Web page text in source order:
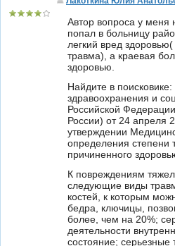
Автор вопроса у меня
попал в больницу
легкий вред
травма), а краевая
здоровью.
Найдите в
здравоохранения и
Российской
России) от 24 апреля
утверждении
определения степени
причиненного
К повреждениям
следующие виды
костей, к которым
бедра, ключицы,
более, чем на 20%;
деятельности
состояние; серьезные